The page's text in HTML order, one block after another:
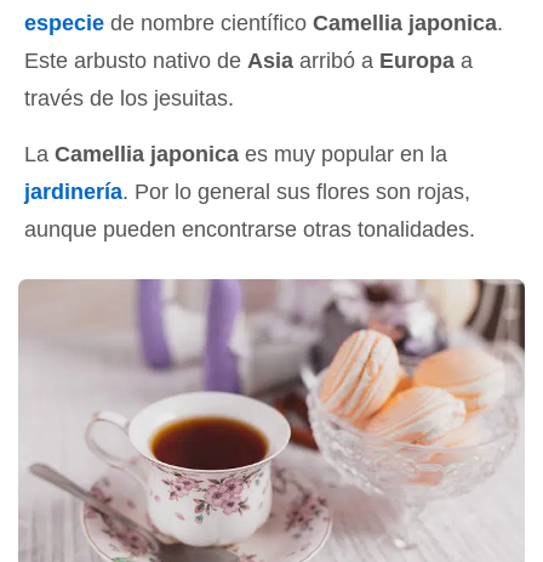
especie de nombre científico Camellia japonica.
Este arbusto nativo de Asia arribó a Europa a
través de los jesuitas.
La Camellia japonica es muy popular en la
jardinería. Por lo general sus flores son rojas,
aunque pueden encontrarse otras tonalidades.